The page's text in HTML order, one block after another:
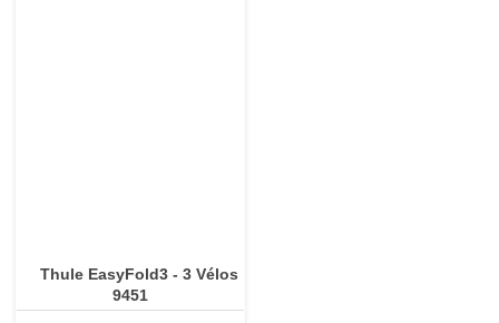
Thule EasyFold3 - 3 Vélos
9451